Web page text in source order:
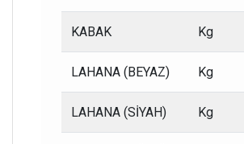
KABAK Kg
LAHANA (BEYAZ) Kg
LAHANA (SİYAH) Kg